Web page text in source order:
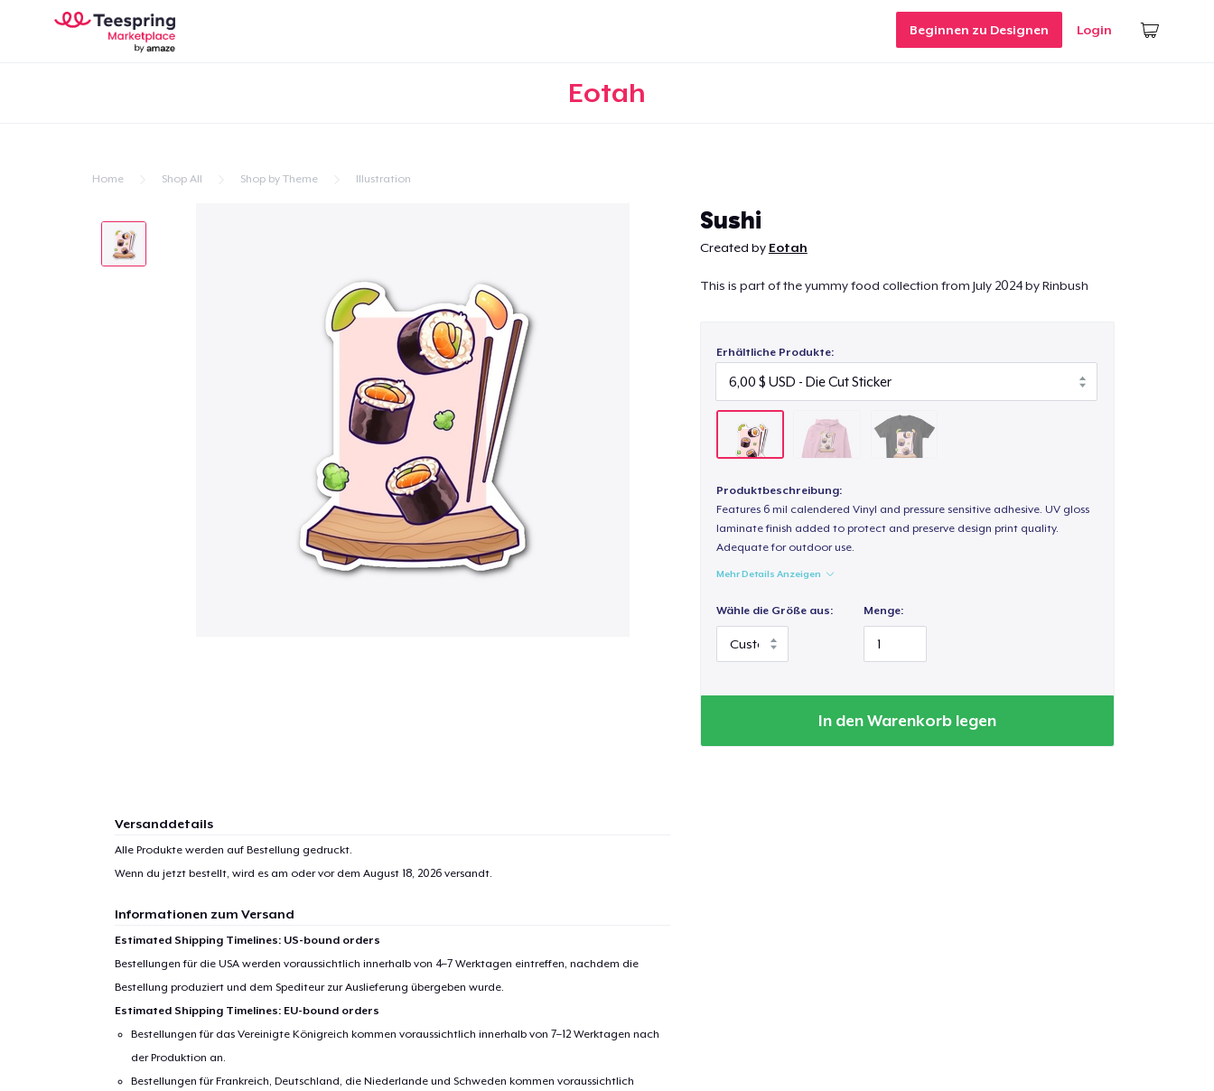
Beginnen zu Designen Login
Eotah
Home Shop All Shop by Theme Illustration
Sushi
Created by Eotah
This is part of the yummy food collection from July 2024 by Rinbush
Erhältliche Produkte:
Produktbeschreibung:
Features 6 mil calendered Vinyl and pressure sensitive adhesive. UV gloss
laminate finish added to protect and preserve design print quality.
Adequate for outdoor use.
Mehr Details Anzeigen
Wähle die Größe aus: Menge:
In den Warenkorb legen
Versanddetails
Alle Produkte werden auf Bestellung gedruckt.
Wenn du jetzt bestellt, wird es am oder vor dem August 18, 2026versandt.
Informationen zum Versand
Estimated Shipping Timelines: US-bound orders
Bestellungen für die USA werden voraussichtlich innerhalb von 4–7 Werktagen eintreffen, nachdem die
Bestellung produziert und dem Spediteur zur Auslieferung übergeben wurde.
Estimated Shipping Timelines: EU-bound orders
Bestellungen für das Vereinigte Königreich kommen voraussichtlich innerhalb von 7–12 Werktagen nach
der Produktion an.
Bestellungen für Frankreich, Deutschland, die Niederlande und Schweden kommen voraussichtlich